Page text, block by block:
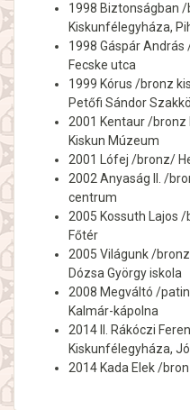
1998 Biztonságban
Kiskunfélegyháza,
1998 Gáspár
Fecske utca
1999 Kórus /bronz
Petőfi Sándor
2001 Kentaur /
Kiskun Múzeum
2001 Lófej /bronz/
2002 Anyaság II. /
centrum
2005 Kossuth Lajos
Főtér
2005 Világunk /
Dózsa György iskola
2008 Megváltó /
Kalmár-kápolna
2014 II. Rákóczi
Kiskunfélegyháza,
2014 Kada Elek /